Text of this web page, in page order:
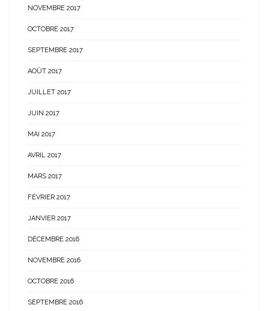
NOVEMBRE 2017
OCTOBRE 2017
SEPTEMBRE 2017
AOÛT 2017
JUILLET 2017
JUIN 2017
MAI 2017
AVRIL 2017
MARS 2017
FÉVRIER 2017
JANVIER 2017
DÉCEMBRE 2016
NOVEMBRE 2016
OCTOBRE 2016
SEPTEMBRE 2016